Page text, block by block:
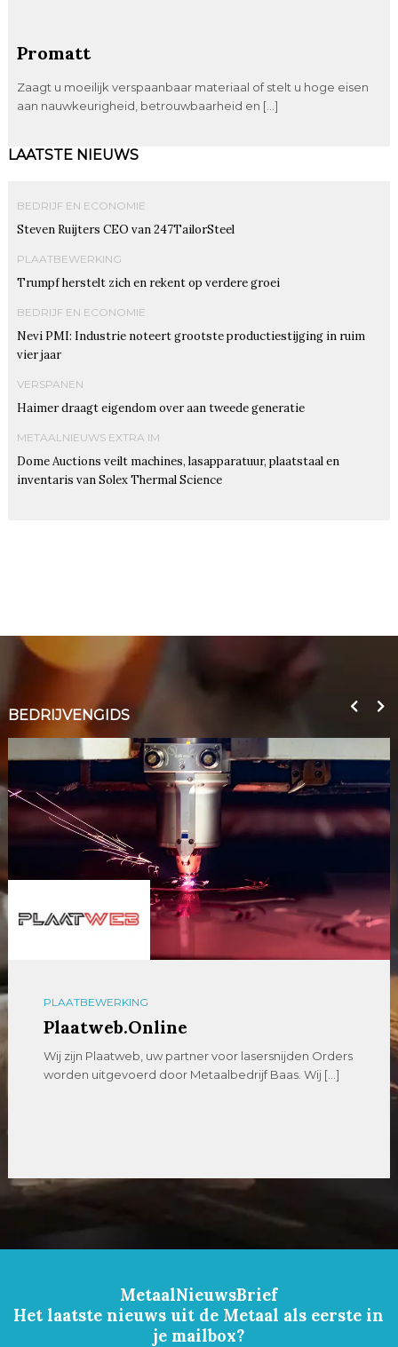
Promatt
Zaagt u moeilijk verspaanbaar materiaal of stelt u hoge eisen
aan nauwkeurigheid, betrouwbaarheid en […]
LAATSTE NIEUWS
BEDRIJF EN ECONOMIE
Steven Ruijters CEO van 247TailorSteel
PLAATBEWERKING
Trumpf herstelt zich en rekent op verdere groei
BEDRIJF EN ECONOMIE
Nevi PMI: Industrie noteert grootste productiestijging in ruim
vier jaar
VERSPANEN
Haimer draagt eigendom over aan tweede generatie
METAALNIEUWS EXTRA IM
Dome Auctions veilt machines, lasapparatuur, plaatstaal en
inventaris van Solex Thermal Science
BEDRIJVENGIDS
PLAATBEWERKING
Plaatweb.Online
Wij zijn Plaatweb, uw partner voor lasersnijden Orders
worden uitgevoerd door Metaalbedrijf Baas. Wij […]
MetaalNieuwsBrief
Het laatste nieuws uit de Metaal als eerste in
je mailbox?